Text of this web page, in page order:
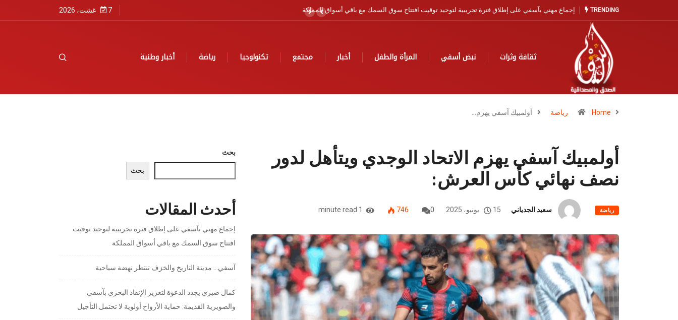
TRENDING آسفي… مدينة التاريخ والخزف تنتظر نهضة سياحية 7 غشت، 2026
ثقافة وثرات نبض أسفي المرأة والطفل أخبار مجتمع تكنولوجيا رياضة أخبار وطنية
Home رياضة أولمبيك آسفي يهزم…
أولمبيك آسفي يهزم الاتحاد الوجدي ويتأهل لدور
نصف نهائي كأس العرش:
رياضة سعيد الجدياني 15 يونيو، 2025 0
746
1 minute read
بحث
بحث
أحدث المقالات
إجماع مهني بآسفي على إطلاق فترة تجريبية لتوحيد توقيت
افتتاح سوق السمك مع باقي أسواق المملكة
آسفي… مدينة التاريخ والخزف تنتظر نهضة سياحية
كمال صبري يجدد الدعوة لتعزيز الإنقاذ البحري بآسفي
والصويرية القديمة: حماية الأرواح أولوية لا تحتمل التأجيل